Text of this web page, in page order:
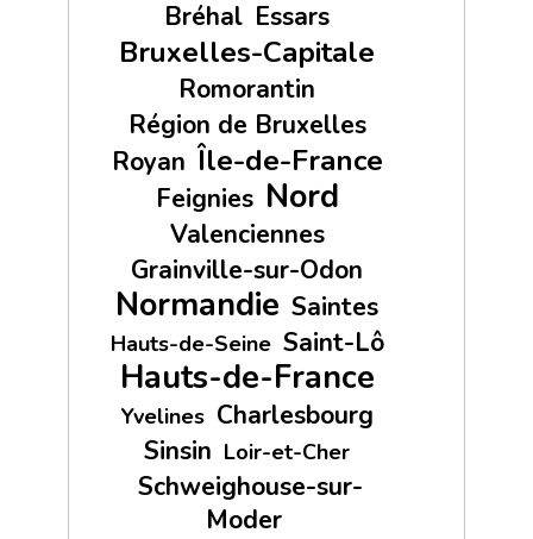
Bréhal Essars
Bruxelles-Capitale
Romorantin
Région de Bruxelles
Royan Île-de-France
Feignies Nord
Valenciennes
Grainville-sur-Odon
Normandie Saintes
Hauts-de-Seine Saint-Lô
Hauts-de-France
Yvelines Charlesbourg
Sinsin Loir-et-Cher
Schweighouse-sur-
Moder